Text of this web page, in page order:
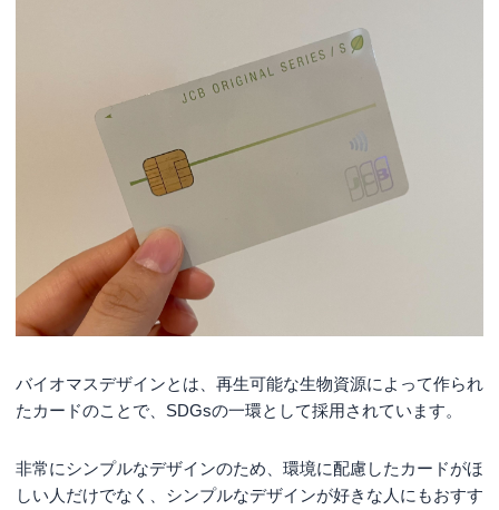
バイオマスデザインとは、再生可能な生物資源によって作られ
たカードのことで、SDGsの一環として採用されています。
非常にシンプルなデザインのため、環境に配慮したカードがほ
しい人だけでなく、シンプルなデザインが好きな人にもおすす